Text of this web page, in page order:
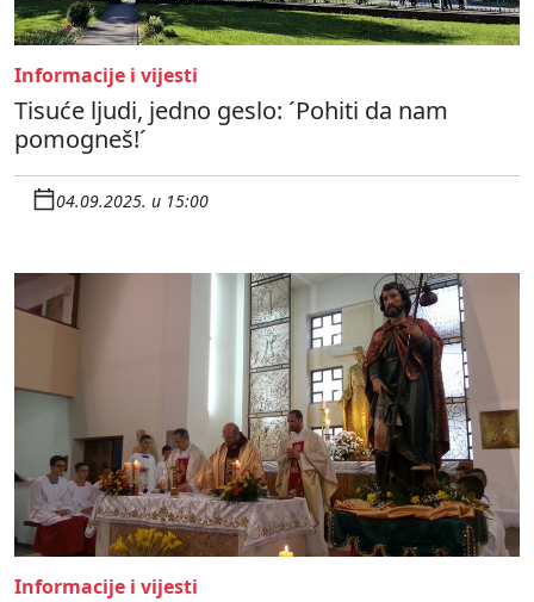
Informacije i vijesti
Tisuće ljudi, jedno geslo: ´Pohiti da nam
pomogneš!´
04.09.2025. u 15:00
Informacije i vijesti